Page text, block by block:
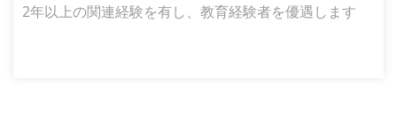
2年以上の関連経験を有し、教育経験者を優遇します